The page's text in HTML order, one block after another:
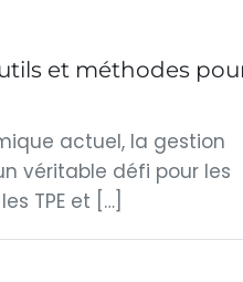
et méthodes
actuel, la gestion
véritable défi pour les
TPE et […]